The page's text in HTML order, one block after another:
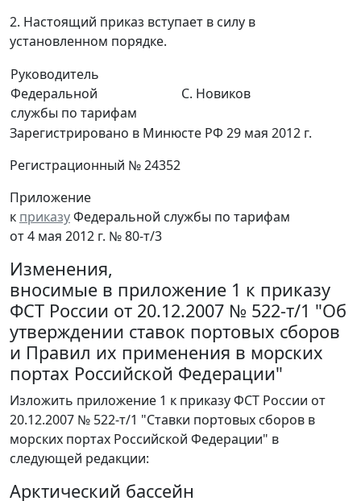
2. Настоящий приказ вступает в силу в
установленном порядке.
Руководитель
Федеральной
службы по тарифам
С. Новиков
Зарегистрировано в Минюсте РФ 29 мая 2012 г.
Регистрационный № 24352
Приложение
к приказуФедеральной службы по тарифам
от 4 мая 2012 г. № 80-т/3
Изменения,
вносимые в приложение 1 к приказу
ФСТ России от 20.12.2007 № 522-т/1 "Об
утверждении ставок портовых сборов
и Правил их применения в морских
портах Российской Федерации"
Изложить приложение 1 к приказу ФСТ России от
20.12.2007 № 522-т/1 "Ставки портовых сборов в
морских портах Российской Федерации" в
следующей редакции:
Арктический бассейн